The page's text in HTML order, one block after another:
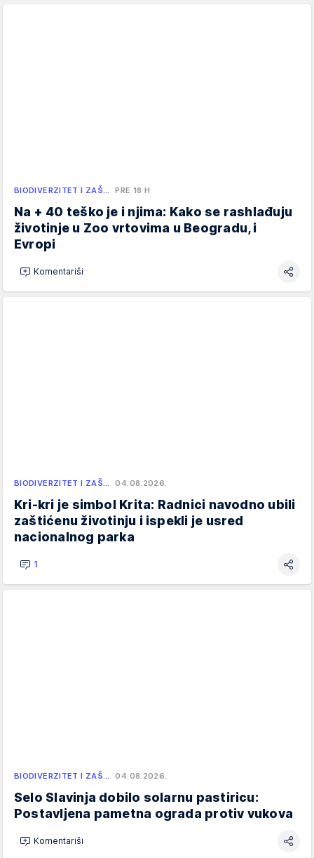
BIODIVERZITET I ZAŠ… PRE 18 H
Na + 40 teško je i njima: Kako se rashlađuju
životinje u Zoo vrtovima u Beogradu, i
Evropi
Komentariši
BIODIVERZITET I ZAŠ… 04.08.2026.
Kri-kri je simbol Krita: Radnici navodno ubili
zaštićenu životinju i ispekli je usred
nacionalnog parka
1
BIODIVERZITET I ZAŠ… 04.08.2026.
Selo Slavinja dobilo solarnu pastiricu:
Postavljena pametna ograda protiv vukova
Komentariši